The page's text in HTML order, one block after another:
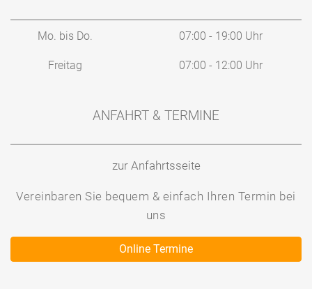
Mo. bis Do. 07:00 - 19:00 Uhr
Freitag 07:00 - 12:00 Uhr
ANFAHRT & TERMINE
zur Anfahrtsseite
Vereinbaren Sie bequem & einfach Ihren Termin bei
uns
Online Termine